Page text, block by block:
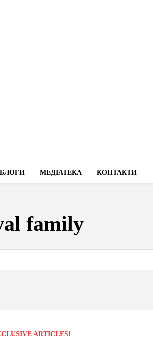
БЛОГИ МЕДІАТЕКА КОНТАКТИ
family
ARTICLES!